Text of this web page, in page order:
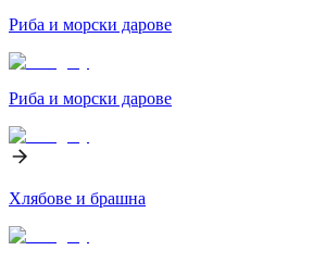
Риба и морски дарове
Риба и морски дарове
Хлябове и брашна